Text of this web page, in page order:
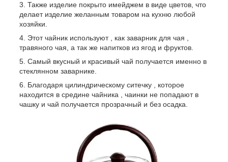
Также изделие покрыто имейджем в виде цветов, что
делает изделие желанным товаром на кухню любой
хозяйки.
Этот чайник используют , как заварник для чая ,
травяного чая, а так же напитков из ягод и фруктов.
Самый вкусный и красивый чай получается именно в
стеклянном заварнике.
Благодаря цилиндрическому ситечку , которое
находится в средине чайника , чаинки не попадают в
чашку и чай получается прозрачный и без осадка.